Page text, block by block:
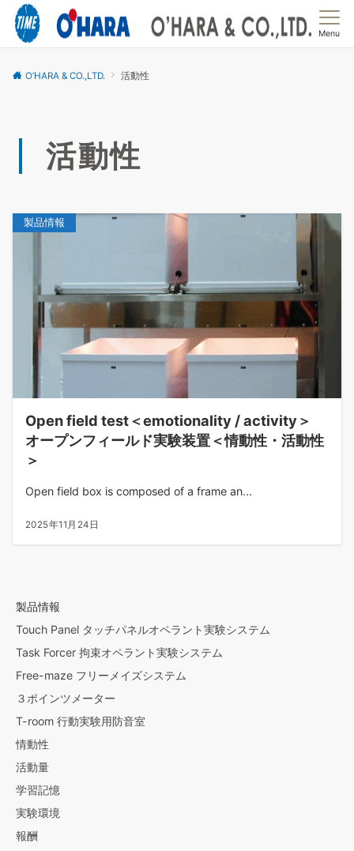
Menu
O’HARA & CO.,LTD. 活動性
活動性
製品情報
Open field test＜emotionality / activity＞
オープンフィールド実験装置＜情動性・活動性
＞
Open field box is composed of a frame an...
2025年11月24日
製品情報
Touch Panel タッチパネルオペラント実験システム
Task Forcer 拘束オペラント実験システム
Free-maze フリーメイズシステム
３ポインツメーター
T-room 行動実験用防音室
情動性
活動量
学習記憶
実験環境
報酬